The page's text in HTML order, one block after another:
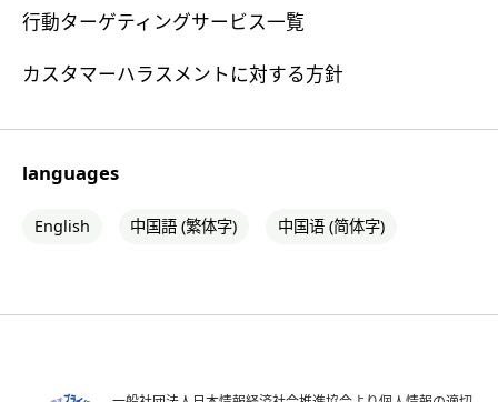
行動ターゲティングサービス一覧
カスタマーハラスメントに対する方針
languages
English 中国語 (繁体字) 中国语 (简体字)